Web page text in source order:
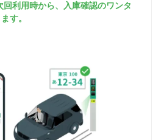
利用時から、入庫確認のワンタ
す。